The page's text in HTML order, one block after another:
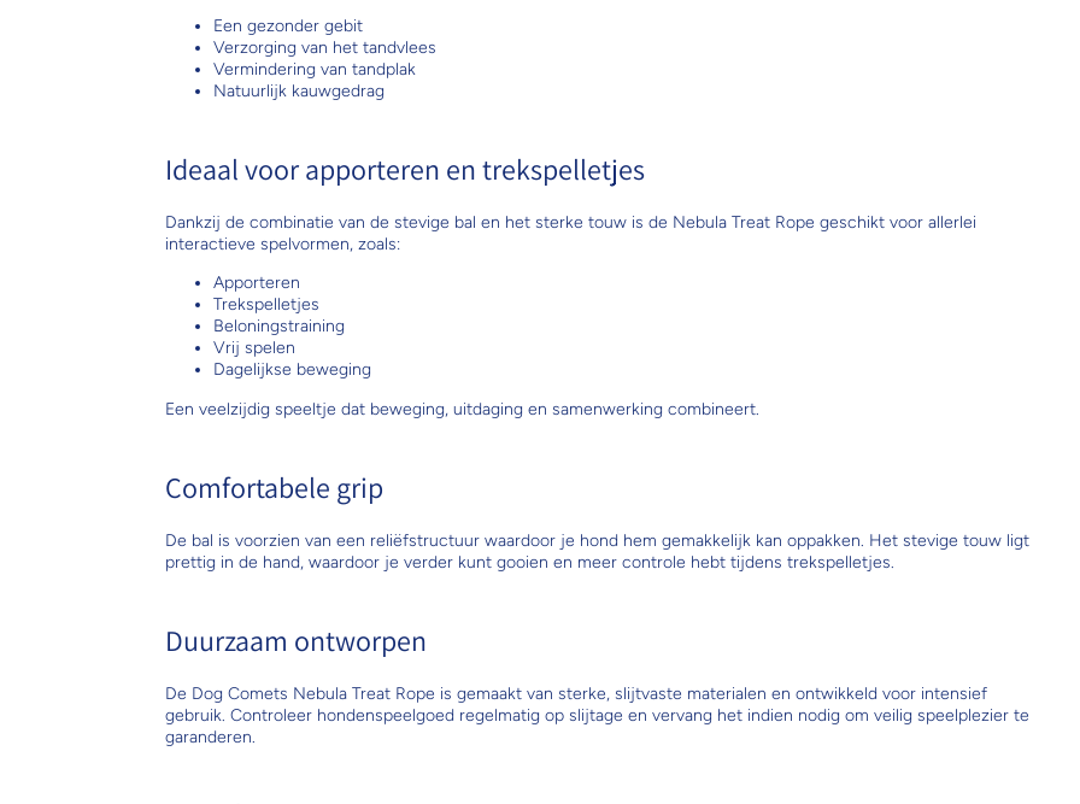
Een gezonder gebit
Verzorging van het tandvlees
Vermindering van tandplak
Natuurlijk kauwgedrag
Ideaal voor apporteren en trekspelletjes
Dankzij de combinatie van de stevige bal en het sterke touw is de Nebula Treat Rope geschikt voor allerlei
interactieve spelvormen, zoals:
Apporteren
Trekspelletjes
Beloningstraining
Vrij spelen
Dagelijkse beweging
Een veelzijdig speeltje dat beweging, uitdaging en samenwerking combineert.
Comfortabele grip
De bal is voorzien van een reliëfstructuur waardoor je hond hem gemakkelijk kan oppakken. Het stevige touw ligt
prettig in de hand, waardoor je verder kunt gooien en meer controle hebt tijdens trekspelletjes.
Duurzaam ontworpen
De Dog Comets Nebula Treat Rope is gemaakt van sterke, slijtvaste materialen en ontwikkeld voor intensief
gebruik. Controleer hondenspeelgoed regelmatig op slijtage en vervang het indien nodig om veilig speelplezier te
garanderen.